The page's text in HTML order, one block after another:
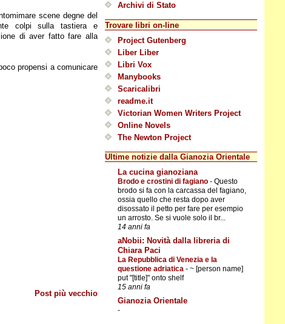
scene degne del
colpi sulla tastiera e
di aver fatto fare alla
propensi a comunicare
Post più vecchio
Archivi di Stato
Trovare libri on-line
Project Gutenberg
Liber Liber
Libri Vox
Manybooks
Scaricalibri
readme.it
Victorian Women Writers Project
Online Novels
The Newton Project
Ultime notizie dalla Gianozia Orientale
La cucina gianoziana
Brodo e crostini di fagiano-Questo
brodo si fa con la carcassa del fagiano,
ossia quello che resta dopo aver
disossato il petto per fare per esempio
un arrosto. Se si vuole solo il br...
14 anni fa
aNobii: Novità dalla libreria di
Chiara Paci
La Repubblica di Venezia e la
questione adriatica-~ [person name]
put "[title]" onto shelf
15 anni fa
Gianozia Orientale
-